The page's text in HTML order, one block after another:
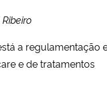
a regulamentação
e de tratamentos